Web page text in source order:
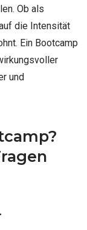
Ob als
die Intensität
Ein Bootcamp
und